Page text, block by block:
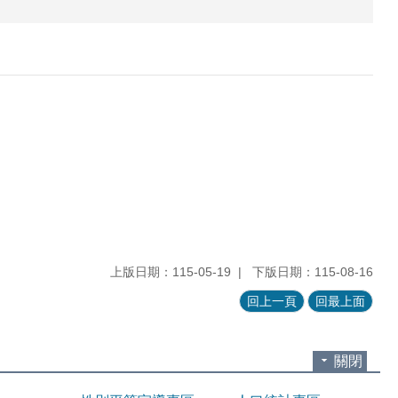
上版日期：115-05-19 下版日期：115-08-16
回上一頁 回最上面
關閉